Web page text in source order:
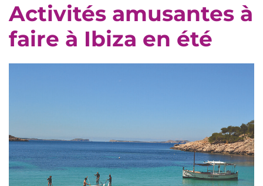
Activités amusantes à
faire à Ibiza en été